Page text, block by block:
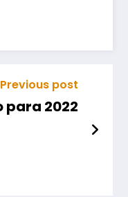
Previous post
para 2022